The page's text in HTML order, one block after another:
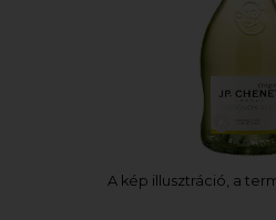
A kép illusztráció, a